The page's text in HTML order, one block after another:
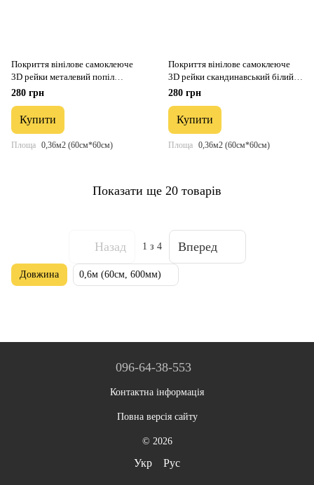
Покриття вінілове самоклеюче
3D рейки металевий попіл
600*600*2,8мм (D) SW-00002196
280 грн
Купити
Площа 0,36м2 (60см*60см)
Покриття вінілове самоклеюче
3D рейки скандинавський білий
шпон 600*600*2,8мм (D) SW-
280 грн
Купити
Площа 0,36м2 (60см*60см)
Показати ще 20 товарів
Назад 1 з 4 Вперед
Довжина 0,6м (60см, 600мм)
096-64-38-553
Контактна інформація
Повна версія сайту
© 2026
Укр Рус